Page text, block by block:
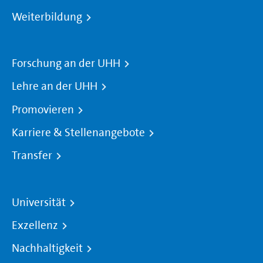
Weiterbildung
Forschung an der UHH
Lehre an der UHH
Promovieren
Karriere & Stellenangebote
Transfer
Universität
Exzellenz
Nachhaltigkeit